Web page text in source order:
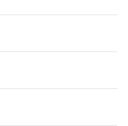
из "тёплого"